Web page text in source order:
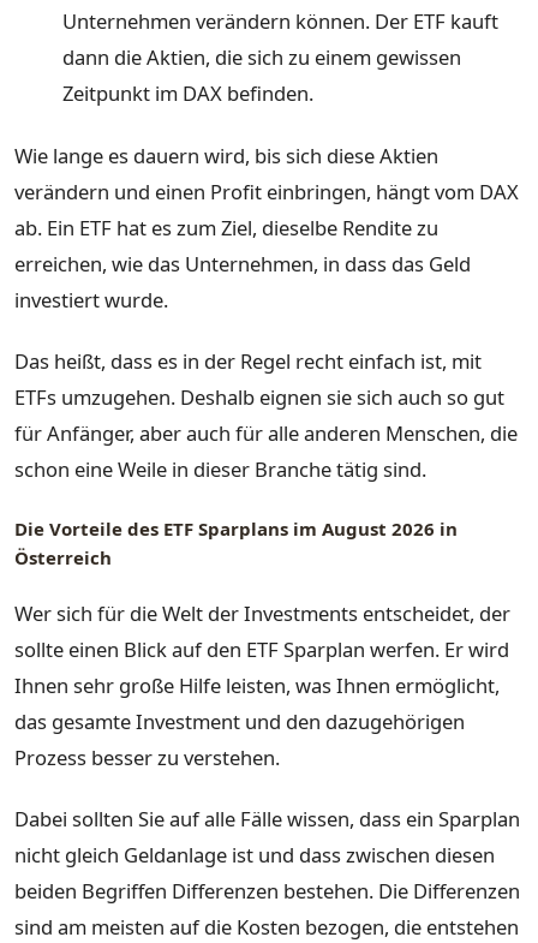
Unternehmen verändern können. Der ETF kauft
dann die Aktien, die sich zu einem gewissen
Zeitpunkt im DAX befinden.
Wie lange es dauern wird, bis sich diese Aktien
verändern und einen Profit einbringen, hängt vom DAX
ab. Ein ETF hat es zum Ziel, dieselbe Rendite zu
erreichen, wie das Unternehmen, in dass das Geld
investiert wurde.
Das heißt, dass es in der Regel recht einfach ist, mit
ETFs umzugehen. Deshalb eignen sie sich auch so gut
für Anfänger, aber auch für alle anderen Menschen, die
schon eine Weile in dieser Branche tätig sind.
Die Vorteile des ETF Sparplans im August 2026 in
Österreich
Wer sich für die Welt der Investments entscheidet, der
sollte einen Blick auf den ETF Sparplan werfen. Er wird
Ihnen sehr große Hilfe leisten, was Ihnen ermöglicht,
das gesamte Investment und den dazugehörigen
Prozess besser zu verstehen.
Dabei sollten Sie auf alle Fälle wissen, dass ein Sparplan
nicht gleich Geldanlage ist und dass zwischen diesen
beiden Begriffen Differenzen bestehen. Die Differenzen
sind am meisten auf die Kosten bezogen, die entstehen